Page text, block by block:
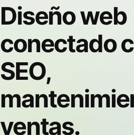
Diseño web
conectado
SEO,
ventas.